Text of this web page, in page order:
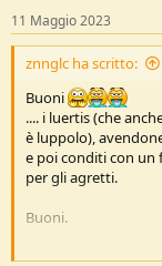
:
11 Maggio 2023
znnglc ha scritto:
Buoni
.... i luertis (che
è luppolo),
e poi conditi con un
per gli agretti.
Buoni.
Ciao
, Gianluca